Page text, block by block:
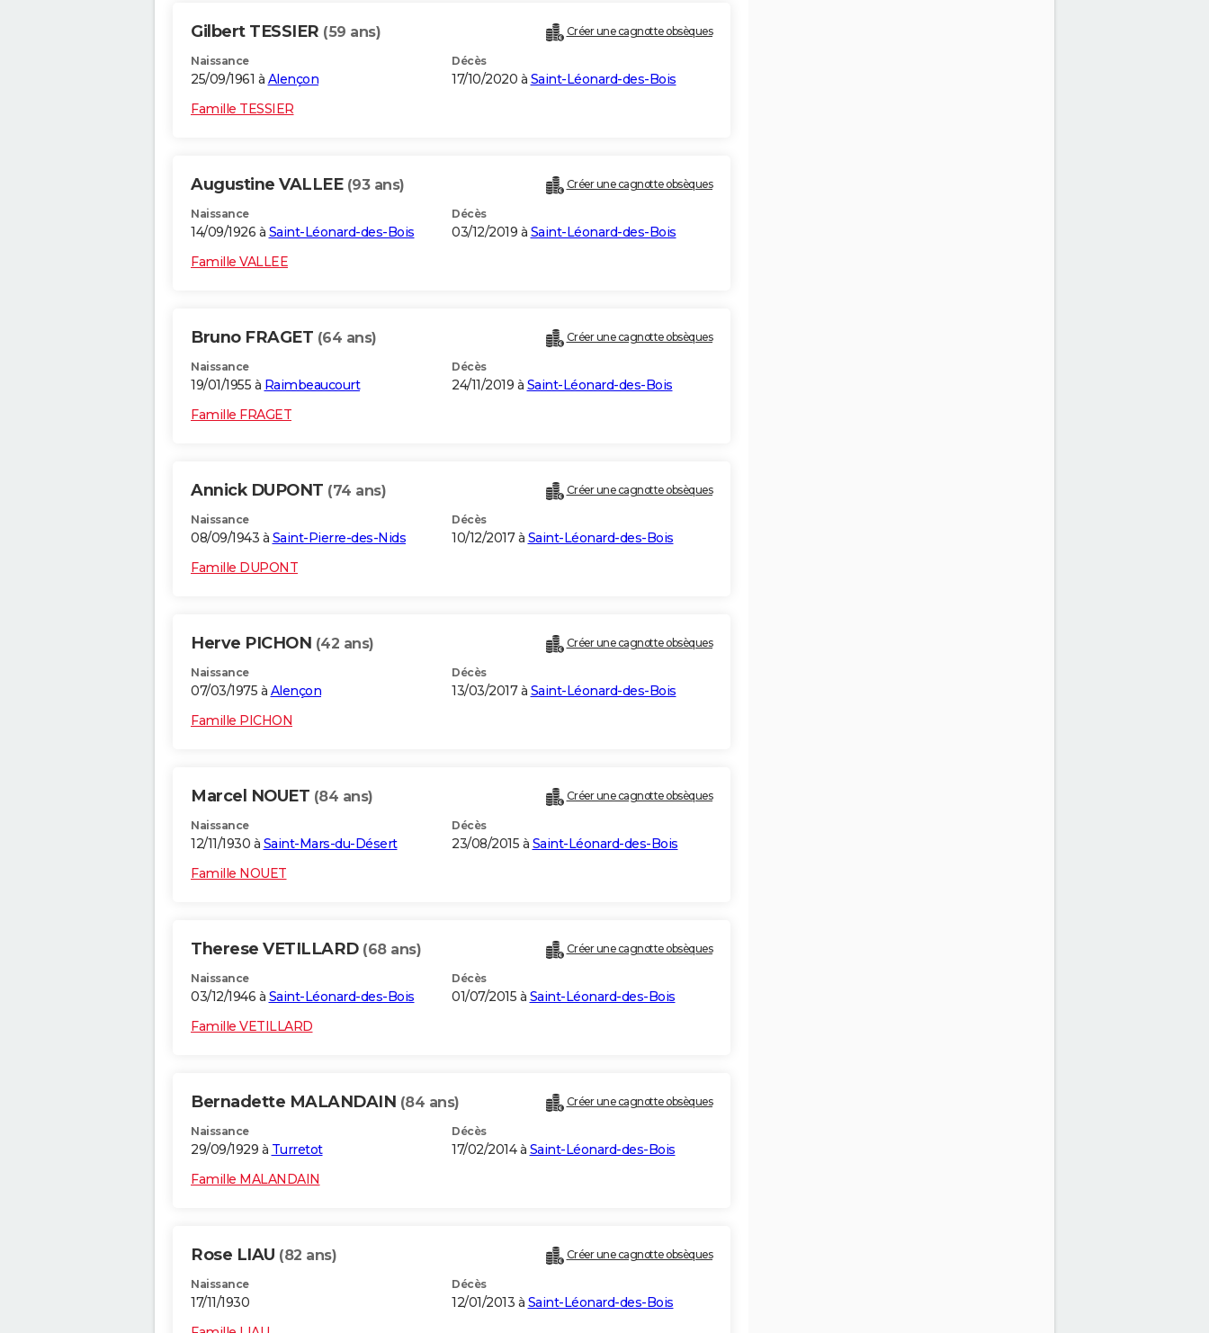
Gilbert TESSIER (59 ans) Créer une cagnotte obsèques
Naissance
25/09/1961 à Alençon
Décès
17/10/2020 à Saint-Léonard-des-Bois
Famille TESSIER
Augustine VALLEE (93 ans) Créer une cagnotte obsèques
Naissance
14/09/1926 à Saint-Léonard-des-Bois
Décès
03/12/2019 à Saint-Léonard-des-Bois
Famille VALLEE
Bruno FRAGET (64 ans) Créer une cagnotte obsèques
Naissance
19/01/1955 à Raimbeaucourt
Décès
24/11/2019 à Saint-Léonard-des-Bois
Famille FRAGET
Annick DUPONT (74 ans) Créer une cagnotte obsèques
Naissance
08/09/1943 à Saint-Pierre-des-Nids
Décès
10/12/2017 à Saint-Léonard-des-Bois
Famille DUPONT
Herve PICHON (42 ans) Créer une cagnotte obsèques
Naissance
07/03/1975 à Alençon
Décès
13/03/2017 à Saint-Léonard-des-Bois
Famille PICHON
Marcel NOUET (84 ans) Créer une cagnotte obsèques
Naissance
12/11/1930 à Saint-Mars-du-Désert
Décès
23/08/2015 à Saint-Léonard-des-Bois
Famille NOUET
Therese VETILLARD (68 ans) Créer une cagnotte obsèques
Naissance
03/12/1946 à Saint-Léonard-des-Bois
Décès
01/07/2015 à Saint-Léonard-des-Bois
Famille VETILLARD
Bernadette MALANDAIN (84 ans) Créer une cagnotte obsèques
Naissance
29/09/1929 à Turretot
Décès
17/02/2014 à Saint-Léonard-des-Bois
Famille MALANDAIN
Rose LIAU (82 ans) Créer une cagnotte obsèques
Naissance
17/11/1930
Décès
12/01/2013 à Saint-Léonard-des-Bois